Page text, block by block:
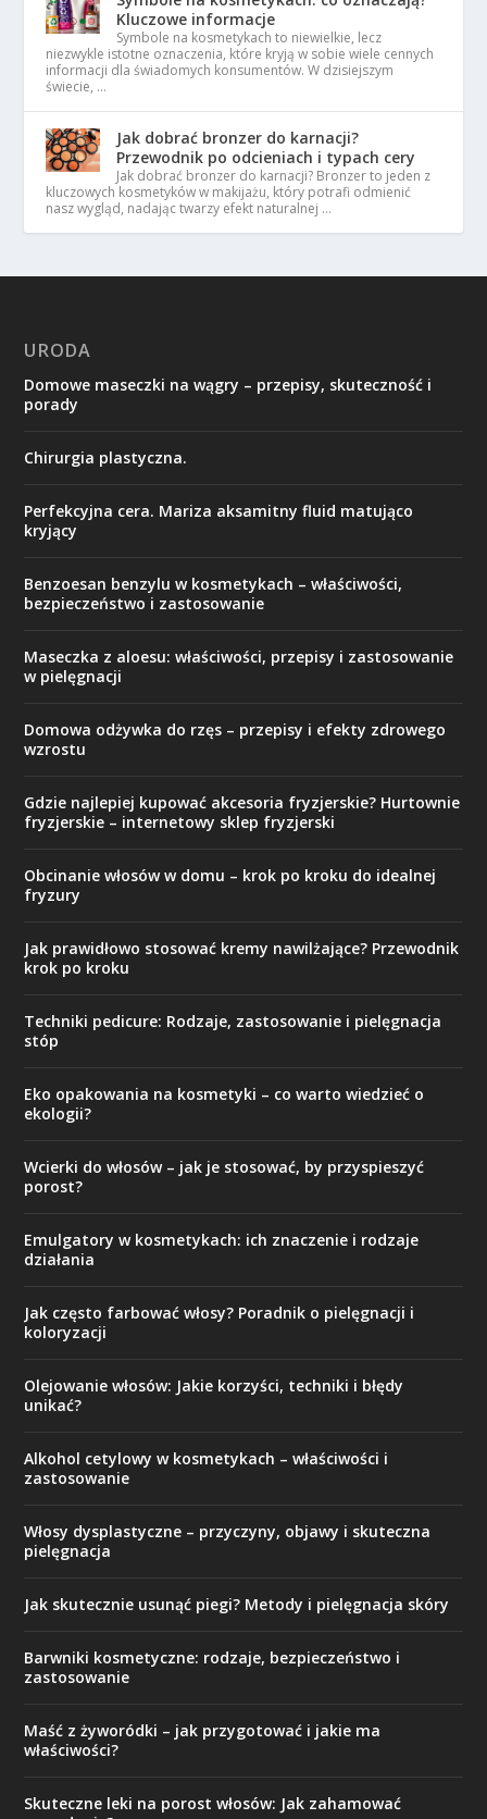
Kluczowe informacje
Symbole na kosmetykach to niewielkie, lecz
niezwykle istotne oznaczenia, które kryją w sobie wiele cennych
informacji dla świadomych konsumentów. W dzisiejszym
świecie, …
Jak dobrać bronzer do karnacji?
Przewodnik po odcieniach i typach cery
Jak dobrać bronzer do karnacji? Bronzer to jeden z
kluczowych kosmetyków w makijażu, który potrafi odmienić
nasz wygląd, nadając twarzy efekt naturalnej …
URODA
Domowe maseczki na wągry – przepisy, skuteczność i
porady
Chirurgia plastyczna.
Perfekcyjna cera. Mariza aksamitny fluid matująco
kryjący
Benzoesan benzylu w kosmetykach – właściwości,
bezpieczeństwo i zastosowanie
Maseczka z aloesu: właściwości, przepisy i zastosowanie
w pielęgnacji
Domowa odżywka do rzęs – przepisy i efekty zdrowego
wzrostu
Gdzie najlepiej kupować akcesoria fryzjerskie? Hurtownie
fryzjerskie – internetowy sklep fryzjerski
Obcinanie włosów w domu – krok po kroku do idealnej
fryzury
Jak prawidłowo stosować kremy nawilżające? Przewodnik
krok po kroku
Techniki pedicure: Rodzaje, zastosowanie i pielęgnacja
stóp
Eko opakowania na kosmetyki – co warto wiedzieć o
ekologii?
Wcierki do włosów – jak je stosować, by przyspieszyć
porost?
Emulgatory w kosmetykach: ich znaczenie i rodzaje
działania
Jak często farbować włosy? Poradnik o pielęgnacji i
koloryzacji
Olejowanie włosów: Jakie korzyści, techniki i błędy
unikać?
Alkohol cetylowy w kosmetykach – właściwości i
zastosowanie
Włosy dysplastyczne – przyczyny, objawy i skuteczna
pielęgnacja
Jak skutecznie usunąć piegi? Metody i pielęgnacja skóry
Barwniki kosmetyczne: rodzaje, bezpieczeństwo i
zastosowanie
Maść z żyworódki – jak przygotować i jakie ma
właściwości?
Skuteczne leki na porost włosów: Jak zahamować